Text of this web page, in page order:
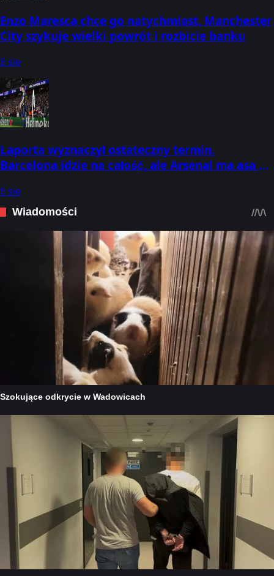
Enzo Maresca chce go natychmiast. Manchester
City szykuje wielki powrót i rozbicie banku
6 sie
Laporta wyznaczył ostateczny termin.
Barcelona idzie na całość, ale Arsenal ma asa w
6 sie